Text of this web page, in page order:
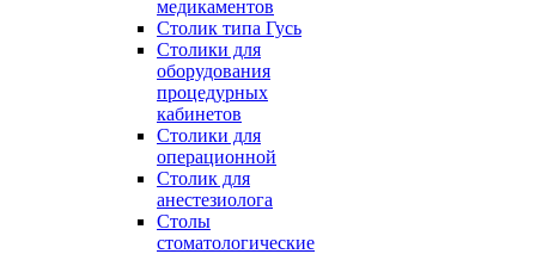
медикаментов
Столик типа Гусь
Столики для
оборудования
процедурных
кабинетов
Столики для
операционной
Столик для
анестезиолога
Столы
стоматологические